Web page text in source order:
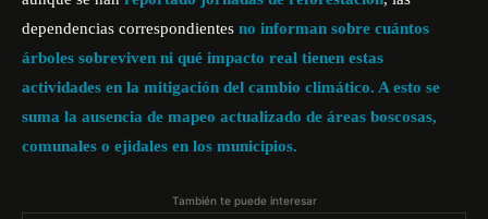
dependencias correspondientes no informan sobre cuántos
árboles sobreviven ni qué impacto real tienen estas
actividades en la mitigación del cambio climático. A esto se
suma la ausencia de mapeo actualizado de áreas boscosas,
comunales o ejidales en los municipios.
También te puede interesar